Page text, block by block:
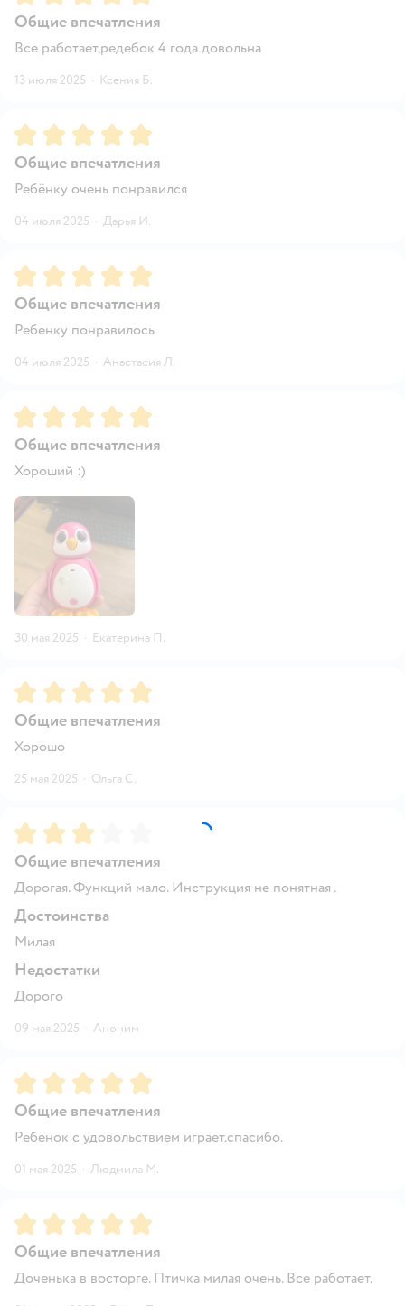
Общие впечатления
Все работает,редебок 4 года довольна
13 июля 2025 · Ксения Б.
Рейтинг:5
Общие впечатления
Ребёнку очень понравился
04 июля 2025 · Дарья И.
Рейтинг:5
Общие впечатления
Ребенку понравилось
04 июля 2025 · Анастасия Л.
Рейтинг:5
Общие впечатления
Хороший :)
30 мая 2025 · Екатерина П.
Рейтинг:5
Общие впечатления
Хорошо
25 мая 2025 · Ольга С.
Рейтинг:3
Общие впечатления
Дорогая. Функций мало. Инструкция не понятная .
Достоинства
Милая
Недостатки
Дорого
09 мая 2025 · Аноним
Рейтинг:5
Общие впечатления
Ребенок с удовольствием играет.спасибо.
01 мая 2025 · Людмила М.
Рейтинг:5
Общие впечатления
Доченька в восторге. Птичка милая очень. Все работает.